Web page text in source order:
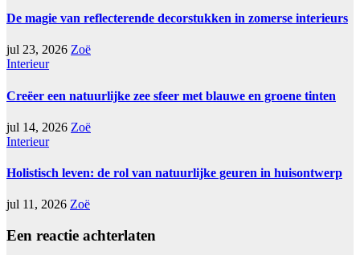
De magie van reflecterende decorstukken in zomerse interieurs
jul 23, 2026 Zoë
Interieur
Creëer een natuurlijke zee sfeer met blauwe en groene tinten
jul 14, 2026 Zoë
Interieur
Holistisch leven: de rol van natuurlijke geuren in huisontwerp
jul 11, 2026 Zoë
Een reactie achterlaten